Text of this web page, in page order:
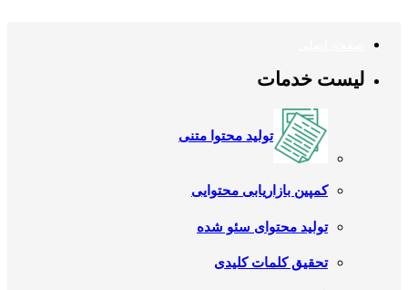
لیست خدمات
تولید محتوا متنی
کمپین بازاریابی محتوایی
تولید محتوای سئو شده
تحقیق کلمات کلیدی